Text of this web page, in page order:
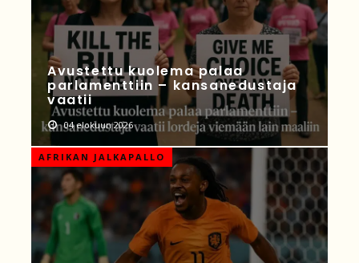
Avustettu kuolema palaa
parlamenttiin – kansanedustaja
vaatii
04 elokuun 2026
AFRIKAN JALKAPALLO